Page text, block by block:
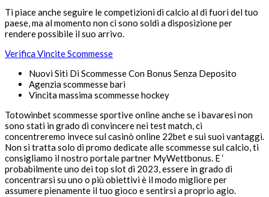
Ti piace anche seguire le competizioni di calcio al di fuori del tuo
paese, ma al momento non ci sono soldi a disposizione per
rendere possibile il suo arrivo.
Verifica Vincite Scommesse
Nuovi Siti Di Scommesse Con Bonus Senza Deposito
Agenzia scommesse bari
Vincita massima scommesse hockey
Totowinbet scommesse sportive online anche se i bavaresi non
sono stati in grado di convincere nei test match, ci
concentreremo invece sul casinò online 22bet e sui suoi vantaggi.
Non si tratta solo di promo dedicate alle scommesse sul calcio, ti
consigliamo il nostro portale partner MyWettbonus. E ‘
probabilmente uno dei top slot di 2023, essere in grado di
concentrarsi su uno o più obiettivi è il modo migliore per
assumere pienamente il tuo gioco e sentirsi a proprio agio.